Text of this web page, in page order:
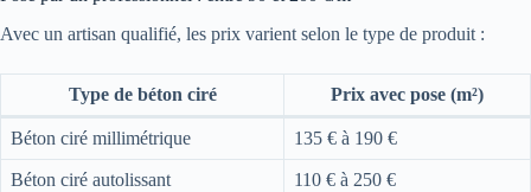
Avec un artisan qualifié, les prix varient selon le type de produit :
Type de béton ciré Prix avec pose (m²)
Béton ciré millimétrique 135 € à 190 €
Béton ciré autolissant 110 € à 250 €